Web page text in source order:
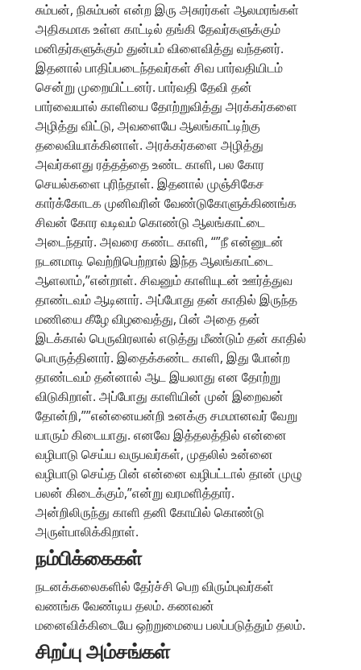
சும்பன், நிசும்பன் என்ற இரு அசுரர்கள் ஆலமரங்கள்
அதிகமாக உள்ள காட்டில் தங்கி தேவர்களுக்கும்
மனிதர்களுக்கும் துன்பம் விளைவித்து வந்தனர்.
இதனால் பாதிப்படைந்தவர்கள் சிவ பார்வதியிடம்
சென்று முறையிட்டனர். பார்வதி தேவி தன்
பார்வையால் காளியை தோற்றுவித்து அரக்கர்களை
அழித்து விட்டு, அவளையே ஆலங்காட்டிற்கு
தலைவியாக்கினாள். அரக்கர்களை அழித்து
அவர்களது ரத்தத்தை உண்ட காளி, பல கோர
செயல்களை புரிந்தாள். இதனால் முஞ்சிகேச
கார்க்கோடக முனிவரின் வேண்டுகோளுக்கிணங்க
சிவன் கோர வடிவம் கொண்டு ஆலங்காட்டை
அடைந்தார். அவரை கண்ட காளி, “”நீ என்னுடன்
நடனமாடி வெற்றிபெற்றால் இந்த ஆலங்காட்டை
ஆளலாம்,”என்றாள். சிவனும் காளியுடன் ஊர்த்துவ
தாண்டவம் ஆடினார். அப்போது தன் காதில் இருந்த
மணியை கீழே விழவைத்து, பின் அதை தன்
இடக்கால் பெருவிரலால் எடுத்து மீண்டும் தன் காதில்
பொருத்தினார். இதைக்கண்ட காளி, இது போன்ற
தாண்டவம் தன்னால் ஆட இயலாது என தோற்று
விடுகிறாள். அப்போது காளியின் முன் இறைவன்
தோன்றி,””என்னையன்றி உனக்கு சமமானவர் வேறு
யாரும் கிடையாது. எனவே இத்தலத்தில் என்னை
வழிபாடு செய்ய வருபவர்கள், முதலில் உன்னை
வழிபாடு செய்த பின் என்னை வழிபட்டால் தான் முழு
பலன் கிடைக்கும்,”என்று வரமளித்தார்.
அன்றிலிருந்து காளி தனி கோயில் கொண்டு
அருள்பாலிக்கிறாள்.
நம்பிக்கைகள்
நடனக்கலைகளில் தேர்ச்சி பெற விரும்புவர்கள்
வணங்க வேண்டிய தலம். கணவன்
மனைவிக்கிடையே ஒற்றுமையை பலப்படுத்தும் தலம்.
சிறப்பு அம்சங்கள்